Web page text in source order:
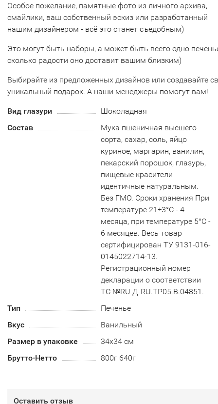
Особое пожелание, памятные фото из личного архива,
смайлики, ваш собственный эскиз или разработанный
нашим дизайнером - всё это станет съедобным)
Это могут быть наборы, а может быть всего одно
сколько радости оно доставит вашим близким)
Выбирайте из предложенных дизайнов или создавайте
уникальный подарок. А наши менеджеры помогут вам!
Вид глазури
Шоколадная
Состав
Мука пшеничная высшего
сорта, сахар, соль, яйцо
куриное, маргарин, ванилин,
пекарский порошок, глазурь,
пищевые красители
идентичные натуральным.
Без ГМО. Сроки хранения При
температуре 21±3°С - 4
месяца, при температуре 5°С -
6 месяцев. Весь товар
сертифицирован ТУ 9131-016-
0145022714-13.
Регистрационный номер
декларации о соответствии
ТС №RU Д-RU.TP05.B.04851.
Тип
Печенье
Вкус
Ванильный
Размер в упаковке
34х34 см
Брутто-Нетто
800г 640г
Оставить отзыв